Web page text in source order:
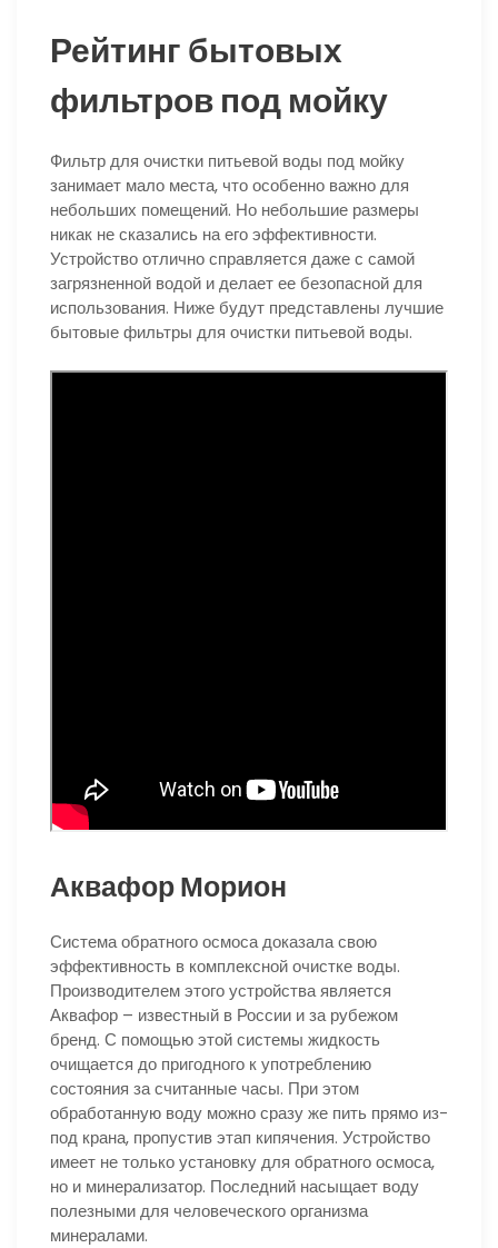
Рейтинг бытовых
фильтров под мойку
Фильтр для очистки питьевой воды под мойку
занимает мало места, что особенно важно для
небольших помещений. Но небольшие размеры
никак не сказались на его эффективности.
Устройство отлично справляется даже с самой
загрязненной водой и делает ее безопасной для
использования. Ниже будут представлены лучшие
бытовые фильтры для очистки питьевой воды.
Аквафор Морион
Система обратного осмоса доказала свою
эффективность в комплексной очистке воды.
Производителем этого устройства является
Аквафор – известный в России и за рубежом
бренд. С помощью этой системы жидкость
очищается до пригодного к употреблению
состояния за считанные часы. При этом
обработанную воду можно сразу же пить прямо из-
под крана, пропустив этап кипячения. Устройство
имеет не только установку для обратного осмоса,
но и минерализатор. Последний насыщает воду
полезными для человеческого организма
минералами.